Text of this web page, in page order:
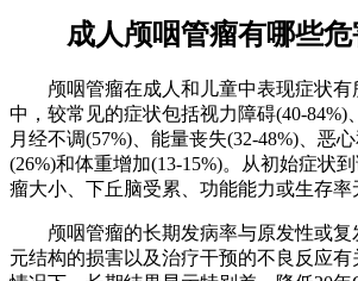
成人颅咽管瘤有哪些危
颅咽管瘤在成人和儿童中表现症状有
中，较常见的症状包括视力障碍(40-84%)
月经不调(57%)、能量丧失(32-48%)、恶
(26%)和体重增加(13-15%)。从初始症状
瘤大小、下丘脑受累、功能能力或生存率
颅咽管瘤的长期发病率与原发性或复
元结构的损害以及治疗干预的不良反应